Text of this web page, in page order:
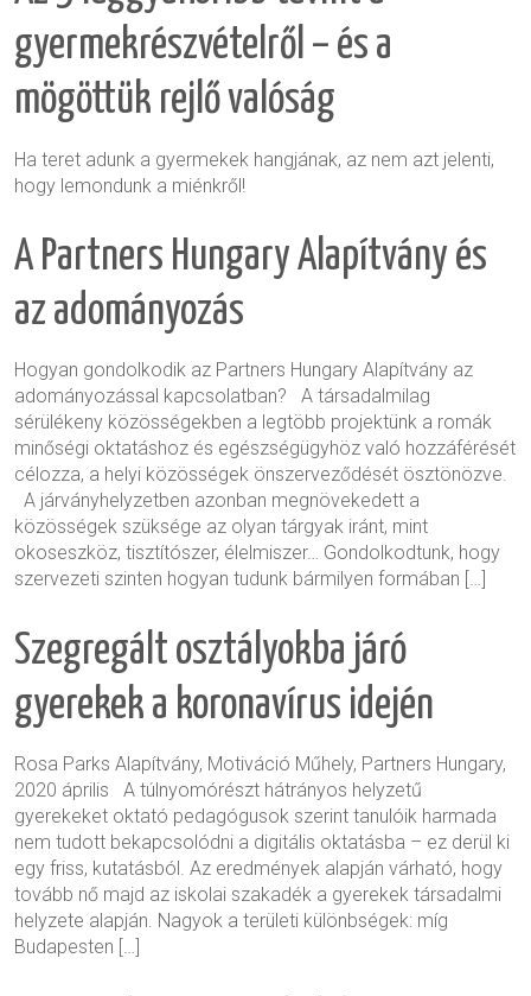
gyermekrészvételről – és a
mögöttük rejlő valóság
Ha teret adunk a gyermekek hangjának, az nem azt jelenti,
hogy lemondunk a miénkről!
A Partners Hungary Alapítvány és
az adományozás
Hogyan gondolkodik az Partners Hungary Alapítvány az
adományozással kapcsolatban? A társadalmilag
sérülékeny közösségekben a legtöbb projektünk a romák
minőségi oktatáshoz és egészségügyhöz való hozzáférését
célozza, a helyi közösségek önszerveződését ösztönözve.
A járványhelyzetben azonban megnövekedett a
közösségek szüksége az olyan tárgyak iránt, mint
okoseszköz, tisztítószer, élelmiszer… Gondolkodtunk, hogy
szervezeti szinten hogyan tudunk bármilyen formában […]
Szegregált osztályokba járó
gyerekek a koronavírus idején
Rosa Parks Alapítvány, Motiváció Műhely, Partners Hungary,
2020 április A túlnyomórészt hátrányos helyzetű
gyerekeket oktató pedagógusok szerint tanulóik harmada
nem tudott bekapcsolódni a digitális oktatásba – ez derül ki
egy friss, kutatásból. Az eredmények alapján várható, hogy
tovább nő majd az iskolai szakadék a gyerekek társadalmi
helyzete alapján. Nagyok a területi különbségek: míg
Budapesten […]